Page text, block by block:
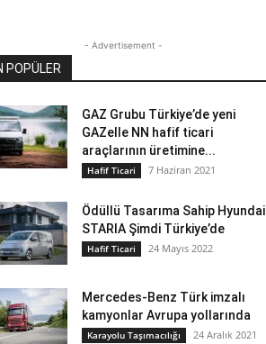
- Advertisement -
POPÜLER
GAZ Grubu Türkiye’de yeni
GAZelle NN hafif ticari
araçlarının üretimine...
Hafif Ticari 7 Haziran 2021
Ödüllü Tasarıma Sahip Hyundai
STARIA Şimdi Türkiye’de
Hafif Ticari 24 Mayıs 2022
Mercedes-Benz Türk imzalı
kamyonlar Avrupa yollarında
Karayolu Taşımacılığı 24 Aralık 2021